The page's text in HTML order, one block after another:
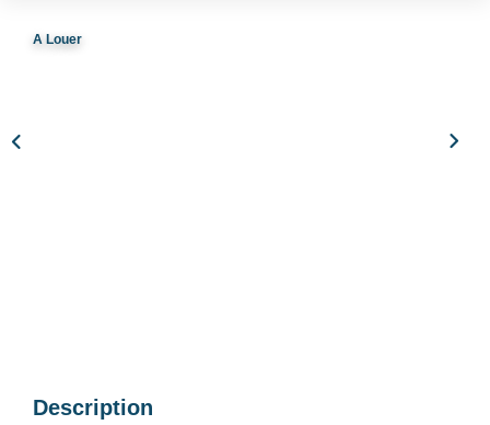
A Louer
Description